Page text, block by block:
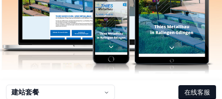
建站套餐 在线客服